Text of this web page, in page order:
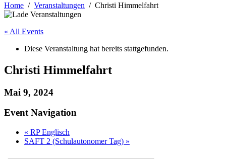
Home
Veranstaltungen Christi Himmelfahrt
« All Events
Diese Veranstaltung hat bereits stattgefunden.
Christi Himmelfahrt
Mai 9, 2024
Event Navigation
« RP Englisch
SAFT 2 (Schulautonomer Tag) »